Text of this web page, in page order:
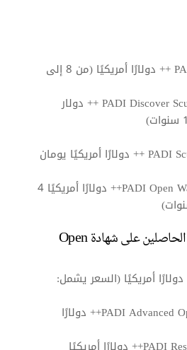
PADI Bubble Maker: 150 ++ دولارًا أمريكيًا (من 8 إلى
PADI Discover Scuba Diving (DSD)‎: 210 ++ دولار
PADI Scuba Diver Course: 585 ++ دولارًا أمريكيًا يومان
PADI Open Water Diver Course: 985++ دولارًا أمريكيًا 4
التعليم المستمر (للغواصين الحاصلين على شهادة Open
الغوص: 170++ دولارًا أمريكيًا (السعر يشمل:
PADI Advanced Open Water Course: 785++ دولارًا